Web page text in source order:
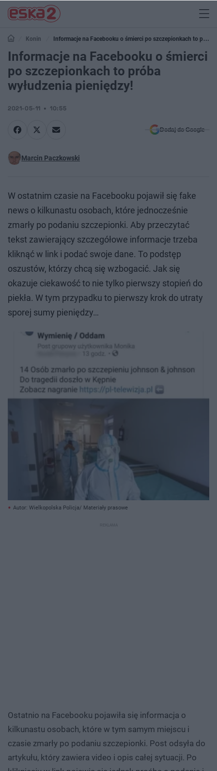
Konin
Informacje na Facebooku o śmierci po szczepionkach to próba
wyłudzenia pieniędzy!
Informacje na Facebooku o śmierci
po szczepionkach to próba
wyłudzenia pieniędzy!
2021-05-11 10:55
Dodaj do Google
Marcin Paczkowski
W ostatnim czasie na Facebooku pojawił się fake
news o kilkunastu osobach, które jednocześnie
zmarły po podaniu szczepionki. Aby przeczytać
tekst zawierający szczegółowe informacje trzeba
kliknąć w link i podać swoje dane. To podstęp
oszustów, którzy chcą się wzbogacić. Jak się
okazuje ciekawość to nie tylko pierwszy stopień do
piekła. W tym przypadku to pierwszy krok do utraty
sporej sumy pieniędzy…
Autor: Wielkopolska Policja/ Materiały prasowe
Ostatnio na Facebooku pojawiła się informacja o
kilkunastu osobach, które w tym samym miejscu i
czasie zmarły po podaniu szczepionki. Post odsyła do
artykułu, który zawiera video i opis całej sytuacji. Po